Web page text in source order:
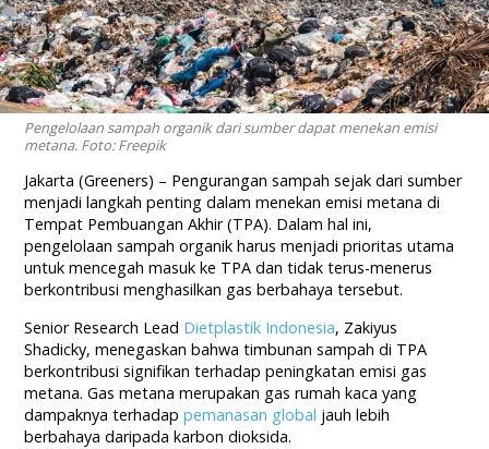
Pengelolaan sampah organik dari sumber dapat menekan emisi
metana. Foto: Freepik
Jakarta (Greeners) – Pengurangan sampah sejak dari sumber
menjadi langkah penting dalam menekan emisi metana di
Tempat Pembuangan Akhir (TPA). Dalam hal ini,
pengelolaan sampah organik harus menjadi prioritas utama
untuk mencegah masuk ke TPA dan tidak terus-menerus
berkontribusi menghasilkan gas berbahaya tersebut.
Senior Research Lead Dietplastik Indonesia, Zakiyus
Shadicky, menegaskan bahwa timbunan sampah di TPA
berkontribusi signifikan terhadap peningkatan emisi gas
metana. Gas metana merupakan gas rumah kaca yang
dampaknya terhadappemanasan global jauh lebih
berbahaya daripada karbon dioksida.